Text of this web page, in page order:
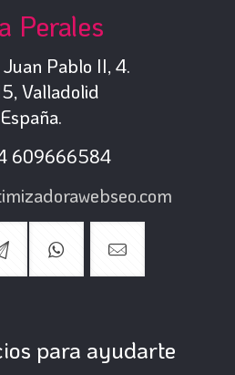
Perales
Pablo II, 4.
Valladolid
España.
609666584
para ayudarte